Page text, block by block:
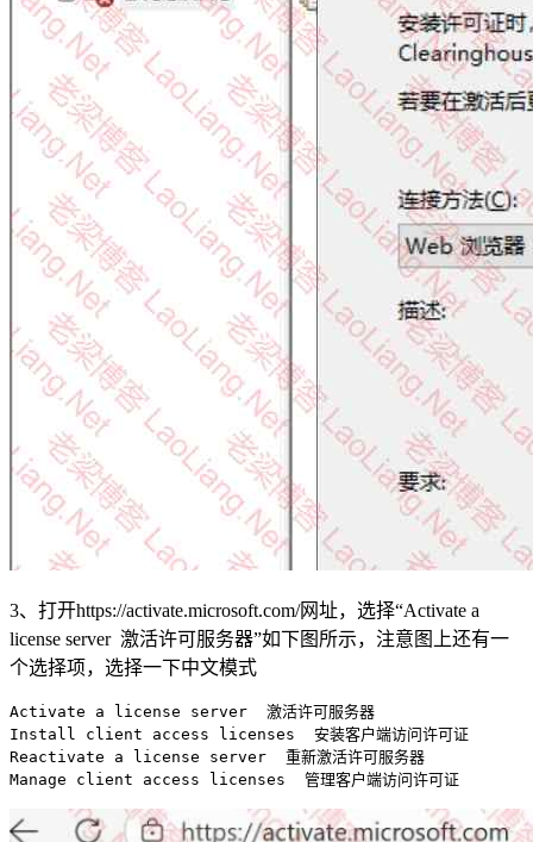
3、打开https://activate.microsoft.com/网址，选择“Activate a
license server 激活许可服务器”如下图所示，注意图上还有一
个选择项，选择一下中文模式
Activate a license server  激活许可服务器
Install client access licenses  安装客户端访问许可证
Reactivate a license server  重新激活许可服务器
Manage client access licenses  管理客户端访问许可证